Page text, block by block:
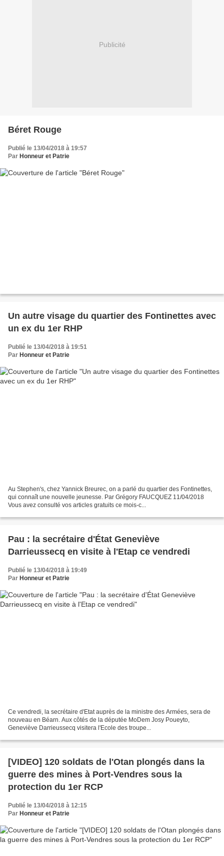
Publicité
Béret Rouge
Publié le 13/04/2018 à 19:57
Par Honneur et Patrie
Un autre visage du quartier des Fontinettes avec
un ex du 1er RHP
Publié le 13/04/2018 à 19:51
Par Honneur et Patrie
Au Stephen's, chez Yannick Breurec, on a parlé du quartier des Fontinettes,
qui connaît une nouvelle jeunesse. Par Grégory FAUCQUEZ 11/04/2018
Vous avez consulté vos articles gratuits ce mois-c...
Pau : la secrétaire d'État Geneviève
Darrieussecq en visite à l'Etap ce vendredi
Publié le 13/04/2018 à 19:49
Par Honneur et Patrie
Ce vendredi, la secrétaire d'Etat auprès de la ministre des Armées, sera de
nouveau en Béarn. Aux côtés de la députée MoDem Josy Poueyto,
Geneviève Darrieussecq visitera l'Ecole des troupe...
[VIDEO] 120 soldats de l'Otan plongés dans la
guerre des mines à Port-Vendres sous la
protection du 1er RCP
Publié le 13/04/2018 à 12:15
Par Honneur et Patrie